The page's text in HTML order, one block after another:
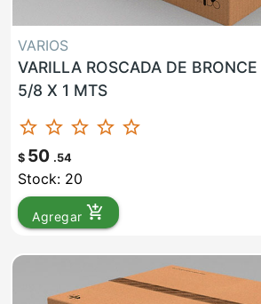
VARIOS
VARILLA ROSCADA DE
5/8 X 1 MTS
star_border star_border star_border star_border star_border
$ 50 .54
Stock: 20
Agregar add_shopping_cart